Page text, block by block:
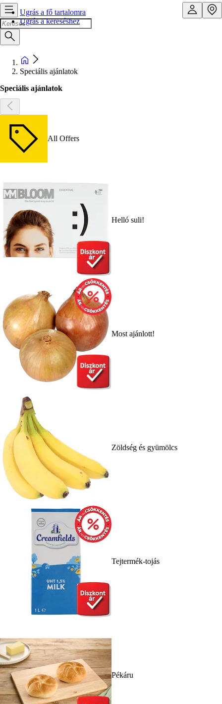
Ugrás a fő tartalomra
Ugrás a kereséshez
Speciális ajánlatok
Speciális ajánlatok
All Offers
Helló suli!
Most ajánlott!
Zöldség és gyümölcs
Tejtermék-tojás
Pékáru